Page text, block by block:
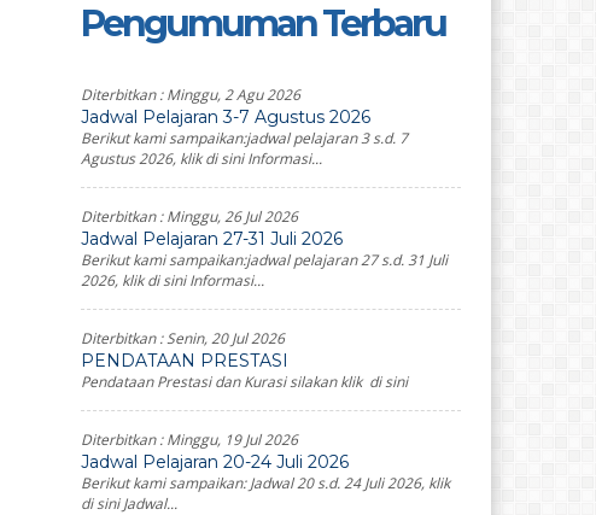
Pengumuman Terbaru
Diterbitkan :Minggu, 2 Agu 2026
Jadwal Pelajaran 3-7 Agustus 2026
Berikut kami sampaikan:jadwal pelajaran 3 s.d. 7
Agustus 2026, klik di sini Informasi...
Diterbitkan :Minggu, 26 Jul 2026
Jadwal Pelajaran 27-31 Juli 2026
Berikut kami sampaikan:jadwal pelajaran 27 s.d. 31 Juli
2026, klik di sini Informasi...
Diterbitkan :Senin, 20 Jul 2026
PENDATAAN PRESTASI
Pendataan Prestasi dan Kurasi silakan klik di sini
Diterbitkan :Minggu, 19 Jul 2026
Jadwal Pelajaran 20-24 Juli 2026
Berikut kami sampaikan: Jadwal 20 s.d. 24 Juli 2026, klik
di sini Jadwal...